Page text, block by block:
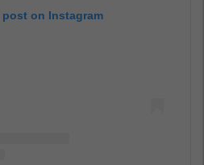
on Instagram